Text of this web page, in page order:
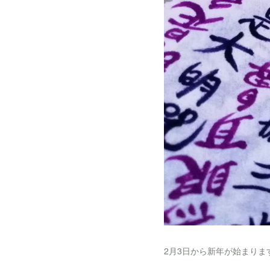
2月3日から新年が始まりま